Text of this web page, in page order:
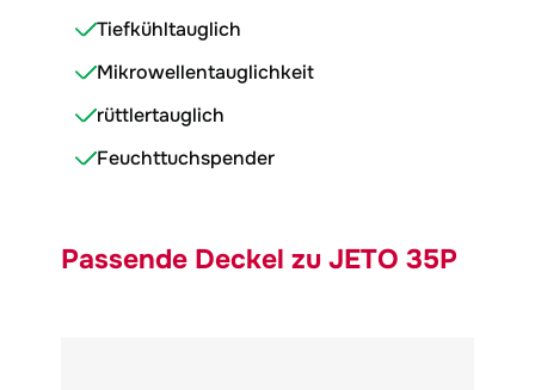
Tiefkühltauglich
Mikrowellentauglichkeit
rüttlertauglich
Feuchttuchspender
Passende Deckel zu JETO 35P